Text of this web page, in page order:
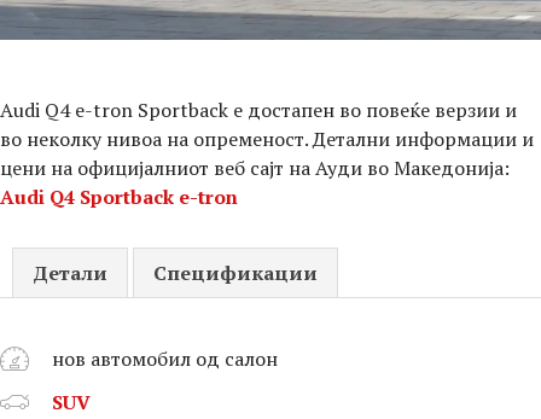
Audi Q4 e-tron Sportback е достапен во повеќе верзии и
во неколку нивоа на опременост. Детални информации и
цени на официјалниот веб сајт на Ауди во Македонија:
Audi Q4 Sportback e-tron
Детали Спецификации
нов автомобил од салон
SUV